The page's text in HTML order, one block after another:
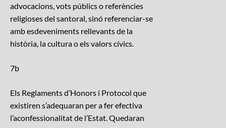
advocacions, vots públics o referències
religioses del santoral, sinó referenciar-se
amb esdeveniments rellevants de la
història, la cultura o els valors cívics.
7b
Els Reglaments d’Honors i Protocol que
existiren s’adequaran per a fer efectiva
l’aconfessionalitat de l’Estat. Quedaran